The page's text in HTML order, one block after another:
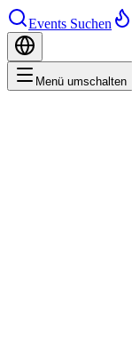
Events Suchen
Menü umschalten